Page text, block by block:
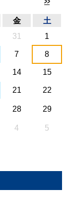
金
土
31 1
7 8
14 15
21 22
28 29
4 5